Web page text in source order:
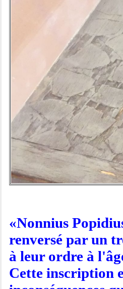
«Nonnius
renversé par un
à leur ordre à
Cette inscription